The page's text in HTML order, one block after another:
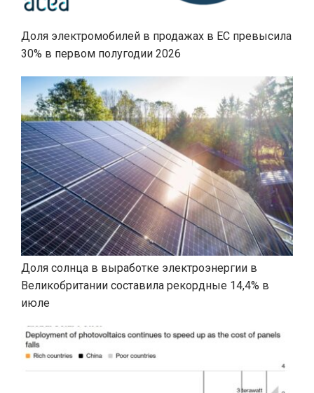
Доля электромобилей в продажах в ЕС превысила
30% в первом полугодии 2026
Доля солнца в выработке электроэнергии в
Великобритании составила рекордные 14,4% в
июле